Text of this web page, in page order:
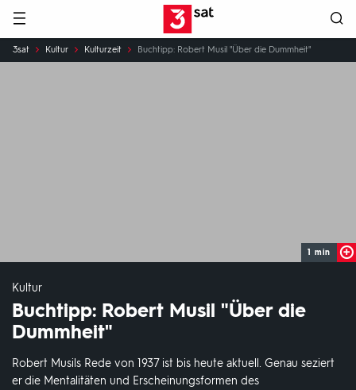
Hauptnavigation 3SAT
Sie
sind
3sat Kultur Kulturzeit Buchtipp: Robert Musil "Über die Dummheit"
1 min
Kultur
Buchtipp: Robert Musil "Über die
Dummheit"
Robert Musils Rede von 1937 ist bis heute aktuell. Genau seziert
er die Mentalitäten und Erscheinungsformen des